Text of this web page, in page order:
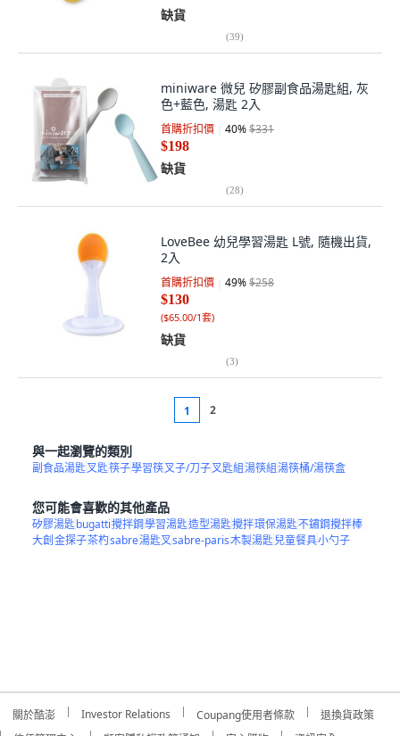
缺貨
(39)
miniware 微兒 矽膠副食品湯匙組, 灰
色+藍色, 湯匙 2入
首購折扣價 40%$331
$198
缺貨
(28)
LoveBee 幼兒學習湯匙 L號, 隨機出貨,
2入
首購折扣價 49%$258
$130
($65.00/1套)
缺貨
(3)
1 2
與一起瀏覽的類別
副食品湯匙叉匙筷子學習筷叉子/刀子叉匙組湯筷組湯筷桶/湯筷盒
您可能會喜歡的其他產品
矽膠湯匙bugatti攪拌鋼學習湯匙造型湯匙攪拌環保湯匙不鏽鋼攪拌棒
大創 金探子茶杓sabre湯匙叉sabre-paris木製湯匙兒童餐具小勺子
關於酷澎 Investor Relations Coupang使用者條款
退換貨政策